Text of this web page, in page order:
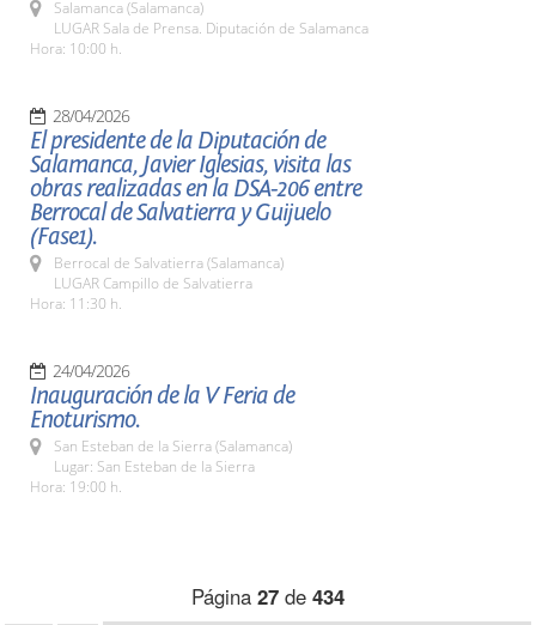
Salamanca (Salamanca)
LUGAR Sala de Prensa. Diputación de Salamanca
Hora: 10:00 h.
28/04/2026
El presidente de la Diputación de
Salamanca, Javier Iglesias, visita las
obras realizadas en la DSA-206 entre
Berrocal de Salvatierra y Guijuelo
(Fase1).
Berrocal de Salvatierra (Salamanca)
LUGAR Campillo de Salvatierra
Hora: 11:30 h.
24/04/2026
Inauguración de la V Feria de
Enoturismo.
San Esteban de la Sierra (Salamanca)
Lugar: San Esteban de la Sierra
Hora: 19:00 h.
Página 27 de 434